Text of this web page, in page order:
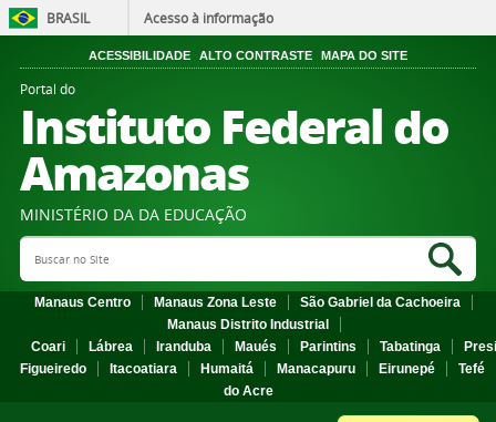
BRASIL Acesso à informação
ACESSIBILIDADE ALTO CONTRASTE MAPA DO SITE
Portal do
Instituto Federal do
Amazonas
MINISTÉRIO DA DA EDUCAÇÃO
Search Site
Manaus Centro Manaus Zona Leste
São Gabriel da Cachoeira
Manaus Distrito Industrial
Coari
Lábrea Iranduba Maués Parintins Tabatinga
Figueiredo
Itacoatiara Humaitá Manacapuru Eirunepé
Tefé
do Acre